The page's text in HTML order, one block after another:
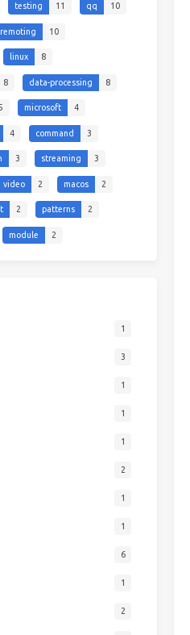
testing 11 qq 10
remoting 10
linux 8
8 data-processing 8
microsoft 4
4 command 3
3 streaming 3
video 2 macos 2
2 patterns 2
module 2
1
3
1
1
1
2
1
1
6
1
2